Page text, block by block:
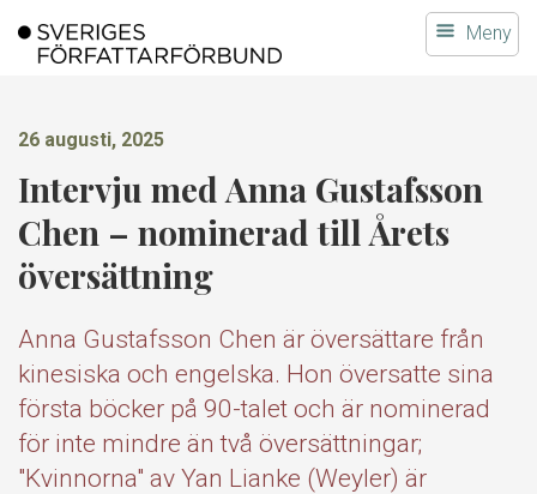
till
Meny
26 augusti, 2025
Intervju med Anna Gustafsson
Chen – nominerad till Årets
översättning
Anna Gustafsson Chen är översättare från
kinesiska och engelska. Hon översatte sina
första böcker på 90-talet och är nominerad
för inte mindre än två översättningar;
"Kvinnorna" av Yan Lianke (Weyler) är